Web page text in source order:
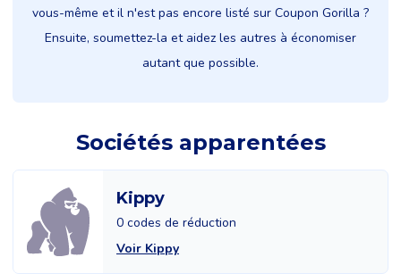
vous-même et il n'est pas encore listé sur Coupon Gorilla ?
Ensuite, soumettez-la et aidez les autres à économiser
autant que possible.
Sociétés apparentées
Kippy
0 codes de réduction
Voir Kippy